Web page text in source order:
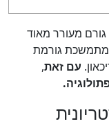
גורם מעורר מאוד
מתמשכת גורמת
עם זאת,